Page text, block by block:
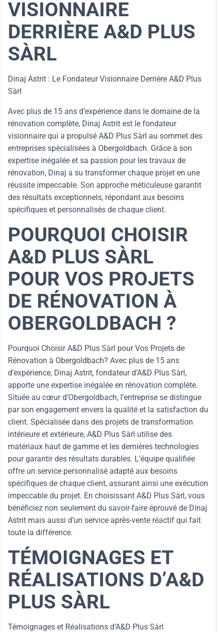
VISIONNAIRE
DERRIÈRE A&D PLUS
SÀRL
Dinaj Astrit : Le Fondateur Visionnaire Derrière A&D Plus
Sàrl
Avec plus de 15 ans d’expérience dans le domaine de la
rénovation complète, Dinaj Astrit est le fondateur
visionnaire qui a propulsé A&D Plus Sàrl au sommet des
entreprises spécialisées à Obergoldbach. Grâce à son
expertise inégalée et sa passion pour les travaux de
rénovation, Dinaj a su transformer chaque projet en une
réussite impeccable. Son approche méticuleuse garantit
des résultats exceptionnels, répondant aux besoins
spécifiques et personnalisés de chaque client.
POURQUOI CHOISIR
A&D PLUS SÀRL
POUR VOS PROJETS
DE RÉNOVATION À
OBERGOLDBACH ?
Pourquoi Choisir A&D Plus Sàrl pour Vos Projets de
Rénovation à Obergoldbach? Avec plus de 15 ans
d’expérience, Dinaj Astrit, fondateur d’A&D Plus Sàrl,
apporte une expertise inégalée en rénovation complète.
Située au cœur d’Obergoldbach, l’entreprise se distingue
par son engagement envers la qualité et la satisfaction du
client. Spécialisée dans des projets de transformation
intérieure et extérieure, A&D Plus Sàrl utilise des
matériaux haut de gamme et les dernières technologies
pour garantir des résultats durables. L’équipe qualifiée
offre un service personnalisé adapté aux besoins
spécifiques de chaque client, assurant ainsi une exécution
impeccable du projet. En choisissant A&D Plus Sàrl, vous
bénéficiez non seulement du savoir-faire éprouvé de Dinaj
Astrit mais aussi d’un service après-vente réactif qui fait
toute la différence.
TÉMOIGNAGES ET
RÉALISATIONS D’A&D
PLUS SÀRL
Témoignages et Réalisations d’A&D Plus Sàrl